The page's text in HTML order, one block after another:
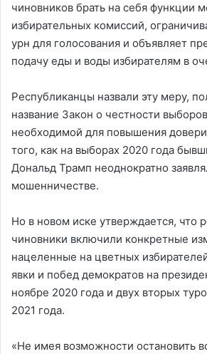
чиновников брать на себя функции
избирательных комиссий,
урн для голосования и объявляет
подачу еды и воды избирателям в
Республиканцы назвали эту меру,
название Закон о честности
необходимой для повышения
того, как на выборах 2020 года
Дональд Трамп неоднократно
мошенничестве.
Но в новом иске утверждается, что
чиновники включили конкретные
нацеленные на цветных
явки и побед демократов на
ноябре 2020 года и двух вторых
2021 года.
«Не имея возможности остановить